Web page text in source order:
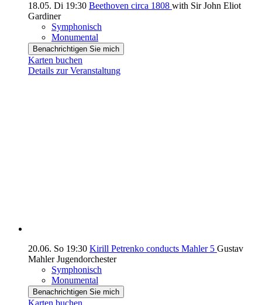
18.05. Di 19:30 Beethoven circa 1808 with Sir John Eliot
Gardiner
Symphonisch
Monumental
Benachrichtigen Sie mich
Karten buchen
Details zur Veranstaltung
20.06. So 19:30 Kirill Petrenko conducts Mahler 5 Gustav
Mahler Jugendorchester
Symphonisch
Monumental
Benachrichtigen Sie mich
Karten buchen